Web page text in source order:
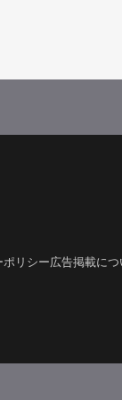
リシー広告掲載に